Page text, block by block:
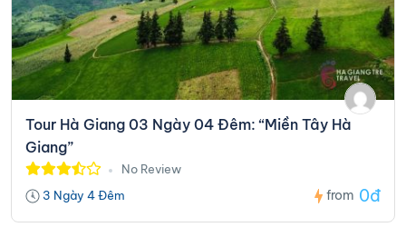
Tour Hà Giang 03 Ngày 04 Đêm: “Miền Tây Hà
Giang”
No Review
3 Ngày 4 Đêm
from 0đ